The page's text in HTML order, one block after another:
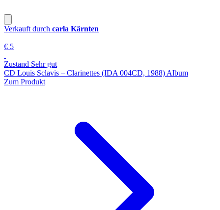
Verkauft durch carla Kärnten
€ 5
Zustand Sehr gut
CD Louis Sclavis – Clarinettes (IDA 004CD, 1988) Album
Zum Produkt